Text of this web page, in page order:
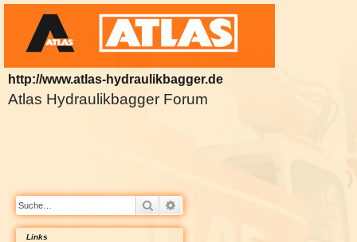
http://www.atlas-hydraulikbagger.de
Atlas Hydraulikbagger Forum
Suche
Links